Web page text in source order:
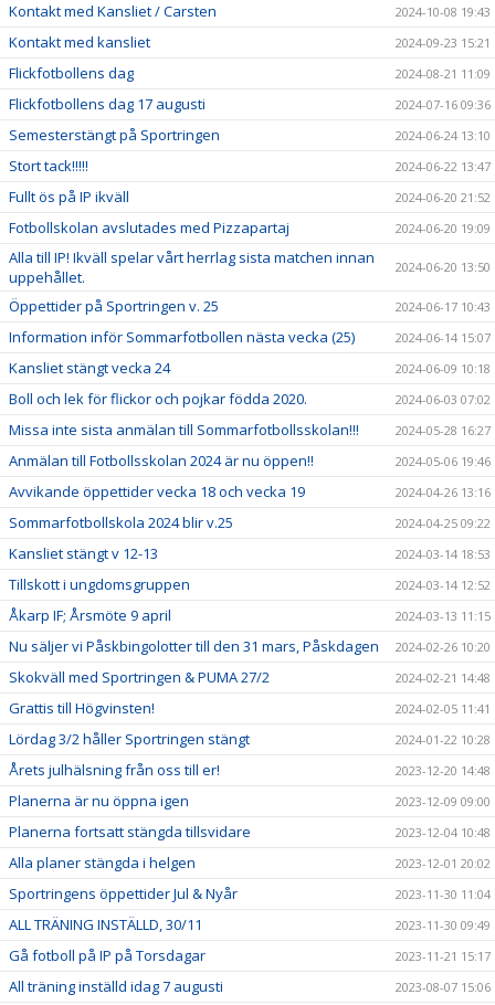
Kontakt med Kansliet / Carsten 2024-10-08 19:43
Kontakt med kansliet 2024-09-23 15:21
Flickfotbollens dag 2024-08-21 11:09
Flickfotbollens dag 17 augusti 2024-07-16 09:36
Semesterstängt på Sportringen 2024-06-24 13:10
Stort tack!!!!! 2024-06-22 13:47
Fullt ös på IP ikväll 2024-06-20 21:52
Fotbollskolan avslutades med Pizzapartaj 2024-06-20 19:09
Alla till IP! Ikväll spelar vårt herrlag sista matchen innan
uppehållet.
2024-06-20 13:50
Öppettider på Sportringen v. 25 2024-06-17 10:43
Information inför Sommarfotbollen nästa vecka (25) 2024-06-14 15:07
Kansliet stängt vecka 24 2024-06-09 10:18
Boll och lek för flickor och pojkar födda 2020. 2024-06-03 07:02
Missa inte sista anmälan till Sommarfotbollsskolan!!! 2024-05-28 16:27
Anmälan till Fotbollsskolan 2024 är nu öppen!! 2024-05-06 19:46
Avvikande öppettider vecka 18 och vecka 19 2024-04-26 13:16
Sommarfotbollskola 2024 blir v.25 2024-04-25 09:22
Kansliet stängt v 12-13 2024-03-14 18:53
Tillskott i ungdomsgruppen 2024-03-14 12:52
Åkarp IF; Årsmöte 9 april 2024-03-13 11:15
Nu säljer vi Påskbingolotter till den 31 mars, Påskdagen 2024-02-26 10:20
Skokväll med Sportringen & PUMA 27/2 2024-02-21 14:48
Grattis till Högvinsten! 2024-02-05 11:41
Lördag 3/2 håller Sportringen stängt 2024-01-22 10:28
Årets julhälsning från oss till er! 2023-12-20 14:48
Planerna är nu öppna igen 2023-12-09 09:00
Planerna fortsatt stängda tillsvidare 2023-12-04 10:48
Alla planer stängda i helgen 2023-12-01 20:02
Sportringens öppettider Jul & Nyår 2023-11-30 11:04
ALL TRÄNING INSTÄLLD, 30/11 2023-11-30 09:49
Gå fotboll på IP på Torsdagar 2023-11-21 15:17
All träning inställd idag 7 augusti 2023-08-07 15:06